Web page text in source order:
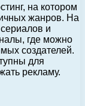
на котором
жанров. На
и
где можно
создателей.
для
рекламу.